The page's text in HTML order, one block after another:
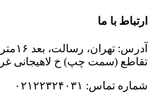
ارتباط با ما
تقاطع (سمت چپ) خ لاهیجانی غربی،
شماره تماس: ۰۲۱۲۲۳۲۴۰۳۱